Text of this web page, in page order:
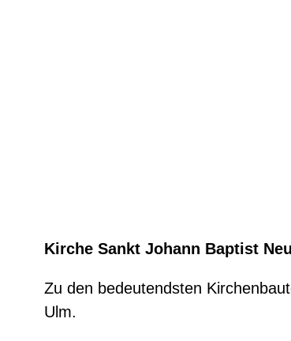
Kirche Sankt Johann Baptist
Zu den bedeutendsten
Ulm.